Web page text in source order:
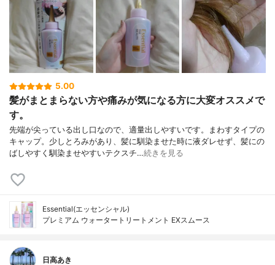
5.00
髪がまとまらない方や痛みが気になる方に大変オススメで
す。
先端が尖っている出し口なので、適量出しやすいです。まわすタイプの
キャップ。少しとろみがあり、髪に馴染ませた時に液ダレせず、髪にの
ばしやすく馴染ませやすいテクスチ…続きを見る
Essential(エッセンシャル)
プレミアム ウォータートリートメント EXスムース
日高あき